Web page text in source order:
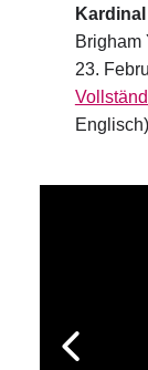
Brigham
23.
Englisch)